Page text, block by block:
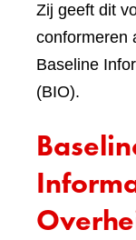
Zij geeft dit
conformeren
Baseline
(BIO).